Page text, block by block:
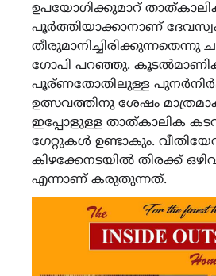
ഉപയോഗിക്കുമാറ്
പൂർത്തിയാക്കാനാണ്
ഗോപി പറഞ്ഞു.
പൂര്ണതോതിലുള്ള
ഉത്സവത്തിനു ശേഷം
ഇപ്പോളുള്ള താത്കാലിക
ഗേറ്റുകൾ ഉണ്ടാകും.
കിഴക്കേനടയിൽ തിരക്ക്
എന്നാണ് കരുതുന്നത്.